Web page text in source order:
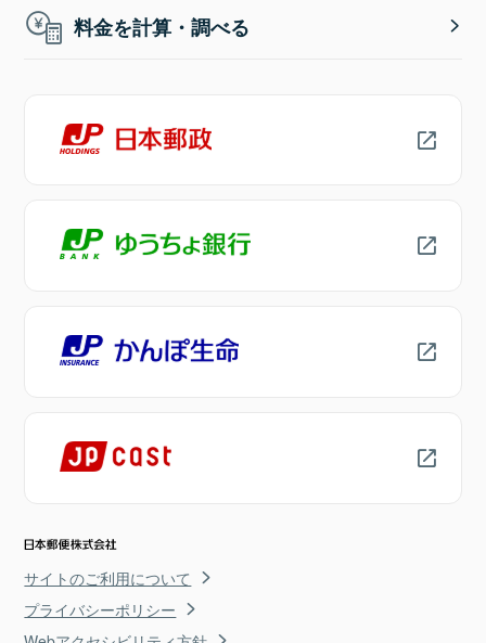
料金を計算・調べる
サイトのご利用について
プライバシーポリシー